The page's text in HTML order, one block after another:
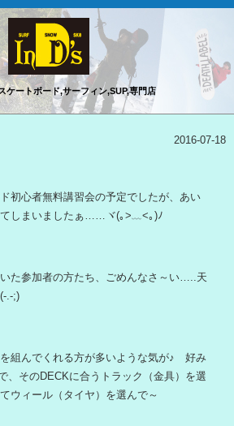
ケートボード,サーフィン,SUP,専門店
2016-07-18
初心者無料講習会の予定でしたが、あい
しまいましたぁ……ヾ(｡>﹏<｡)ﾉ
た参加者の方たち、ごめんなさ～い…..天
.-;)
組んでくれる方が多いような気が♪ 好み
、そのDECKに合うトラック（金具）を選
ウィール（タイヤ）を選んで～